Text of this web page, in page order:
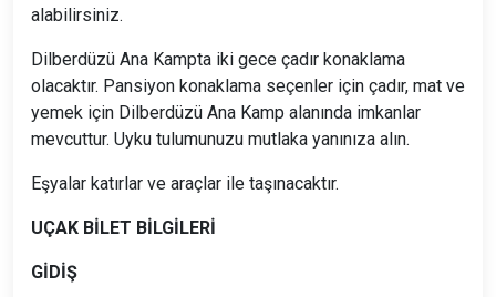
alabilirsiniz.
Dilberdüzü Ana Kampta iki gece çadır konaklama
olacaktır. Pansiyon konaklama seçenler için çadır, mat ve
yemek için Dilberdüzü Ana Kamp alanında imkanlar
mevcuttur. Uyku tulumunuzu mutlaka yanınıza alın.
Eşyalar katırlar ve araçlar ile taşınacaktır.
UÇAK BİLET BİLGİLERİ
GİDİŞ